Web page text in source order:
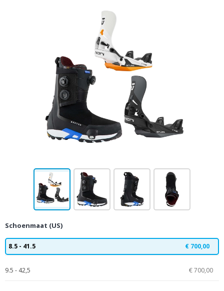
Schoenmaat (US)
8.5 - 41.5 € 700,00
9.5 - 42,5 € 700,00